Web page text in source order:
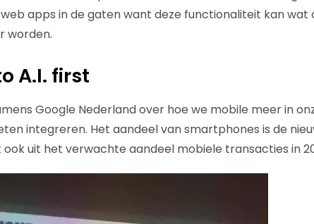
apps in de gaten want deze functionaliteit kan
worden.
A.I. first
Google Nederland over hoe we mobile meer in
integreren. Het aandeel van smartphones is de
uit het verwachte aandeel mobiele transacties in